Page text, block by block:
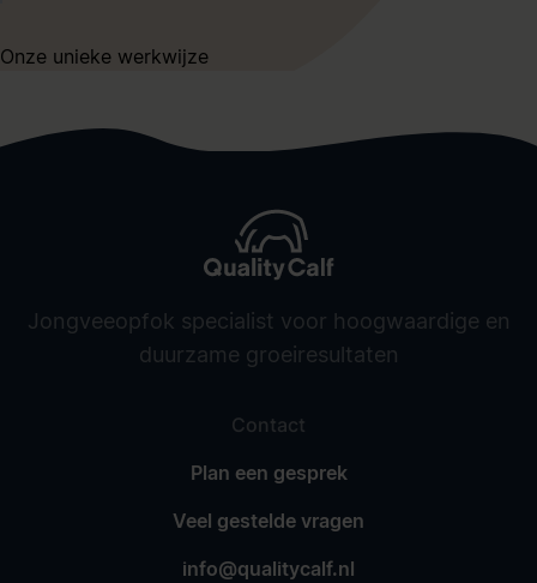
Onze unieke werkwijze
Jongveeopfok specialist voor hoogwaardige en
duurzame groeiresultaten
Contact
Plan een gesprek
Veel gestelde vragen
info@qualitycalf.nl